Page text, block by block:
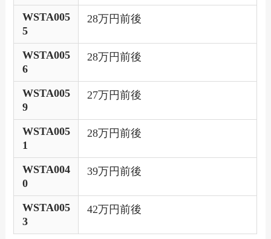
WSTA005
5
28万円前後
WSTA005
6
28万円前後
WSTA005
9
27万円前後
WSTA005
1
28万円前後
WSTA004
0
39万円前後
WSTA005
3
42万円前後